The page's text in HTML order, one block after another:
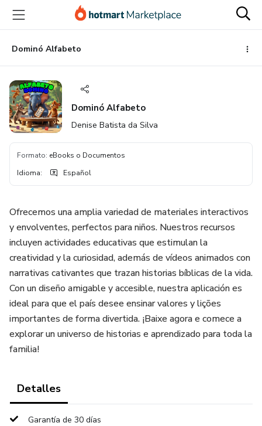
principal
página
de
página
Dominó Alfabeto
Dominó Alfabeto
Denise Batista da Silva
Formato: eBooks o Documentos
Idioma: Español
Ofrecemos una amplia variedad de materiales interactivos
y envolventes, perfectos para niños. Nuestros recursos
incluyen actividades educativas que estimulan la
creatividad y la curiosidad, además de vídeos animados con
narrativas cativantes que trazan historias bíblicas de la vida.
Con un diseño amigable y accesible, nuestra aplicación es
ideal para que el país desee ensinar valores y lições
importantes de forma divertida. ¡Baixe agora e comece a
explorar un universo de historias e aprendizado para toda la
familia!
Detalles
Garantía de 30 días